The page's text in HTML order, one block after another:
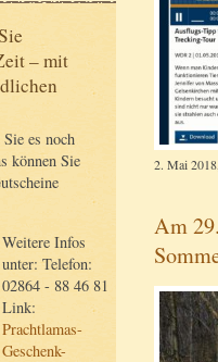
– mit
es noch
können Sie
Weitere Infos
unter: Telefon:
02864 - 88 46 81
Link:
Prachtlamas-
Geschenk-
2. Mai 2018,
Am